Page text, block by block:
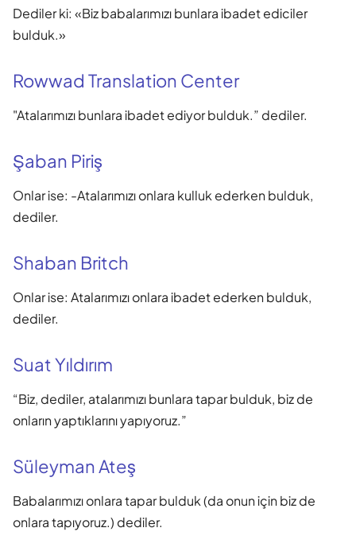
Dediler ki: «Biz babalarımızı bunlara ibadet ediciler
bulduk.»
Rowwad Translation Center
"Atalarımızı bunlara ibadet ediyor bulduk.” dediler.
Şaban Piriş
Onlar ise: -Atalarımızı onlara kulluk ederken bulduk,
dediler.
Shaban Britch
Onlar ise: Atalarımızı onlara ibadet ederken bulduk,
dediler.
Suat Yıldırım
“Biz, dediler, atalarımızı bunlara tapar bulduk, biz de
onların yaptıklarını yapıyoruz.”
Süleyman Ateş
Babalarımızı onlara tapar bulduk (da onun için biz de
onlara tapıyoruz.) dediler.